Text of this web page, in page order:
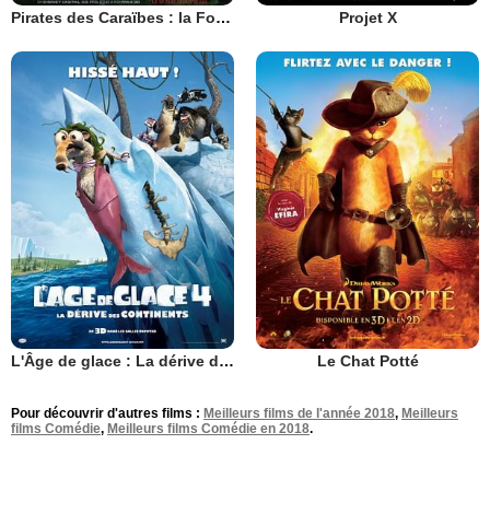
Pirates des Caraïbes : la Fontaine de Jouvence Projet X
L'Âge de glace : La dérive des continents Le Chat Potté
Pour découvrir d'autres films : Meilleurs films de l'année 2018, Meilleurs
films Comédie, Meilleurs films Comédie en 2018.